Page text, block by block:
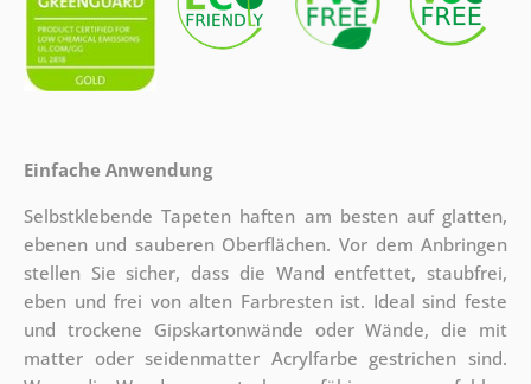
Einfache Anwendung
Selbstklebende Tapeten haften am besten auf glatten,
ebenen und sauberen Oberflächen. Vor dem Anbringen
stellen Sie sicher, dass die Wand entfettet, staubfrei,
eben und frei von alten Farbresten ist. Ideal sind feste
und trockene Gipskartonwände oder Wände, die mit
matter oder seidenmatter Acrylfarbe gestrichen sind.